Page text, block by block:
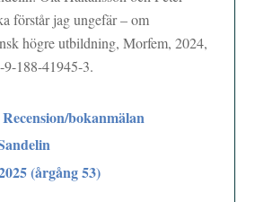
förstår jag ungefär – om
högre utbildning, Morfem, 2024,
188-41945-3.
Recension/bokanmälan
(årgång 53)